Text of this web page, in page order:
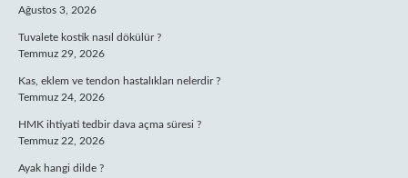
Ağustos 3, 2026
Tuvalete kostik nasıl dökülür ?
Temmuz 29, 2026
Kas, eklem ve tendon hastalıkları nelerdir ?
Temmuz 24, 2026
HMK ihtiyati tedbir dava açma süresi ?
Temmuz 22, 2026
Ayak hangi dilde ?